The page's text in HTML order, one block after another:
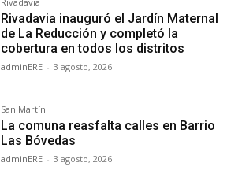
Rivadavia inauguró el Jardín Maternal
de La Reducción y completó la
cobertura en todos los distritos
adminERE - 3 agosto, 2026
San Martín
La comuna reasfalta calles en Barrio
Las Bóvedas
adminERE - 3 agosto, 2026